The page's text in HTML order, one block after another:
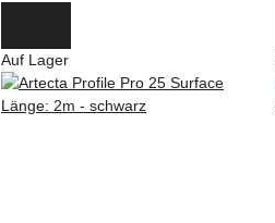
Auf Lager